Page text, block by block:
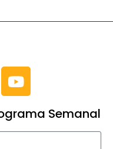
Semanal